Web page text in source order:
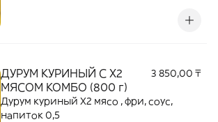
ДУРУМ КУРИНЫЙ С Х2
МЯСОМ КОМБО (800 г)
3 850,00 ₸
Дурум куриный Х2 мясо , фри, соус,
напиток 0,5